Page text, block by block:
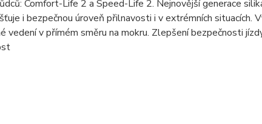
Comfort-Life 2 a Speed-Life 2. Nejnovější generace
i bezpečnou úroveň přilnavosti i v extrémních situacích.
vedení v přímém směru na mokru. Zlepšení bezpečnosti